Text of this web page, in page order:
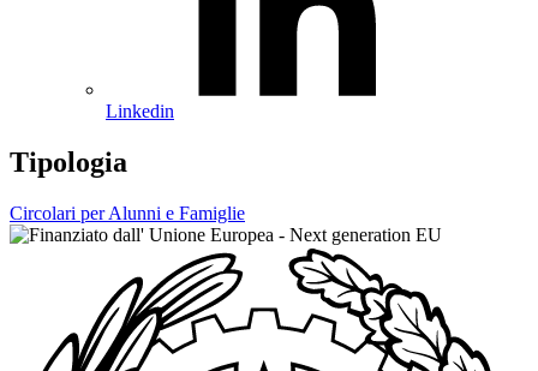
Linkedin
Tipologia
Circolari per Alunni e Famiglie